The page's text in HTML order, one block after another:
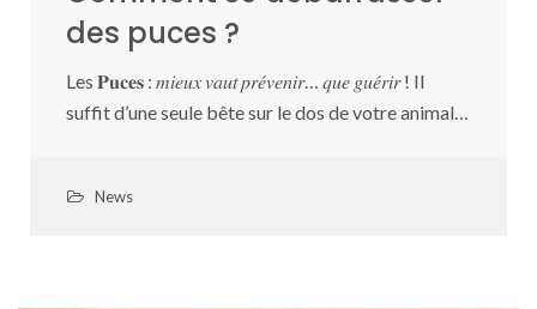
des puces ?
Les 𝐏𝐮𝐜𝐞𝐬 : 𝑚𝑖𝑒𝑢𝑥 𝑣𝑎𝑢𝑡 𝑝𝑟𝑒́𝑣𝑒𝑛𝑖𝑟… 𝑞𝑢𝑒 𝑔𝑢𝑒́𝑟𝑖𝑟 ! Il
suffit d’une seule bête sur le dos de votre animal…
News